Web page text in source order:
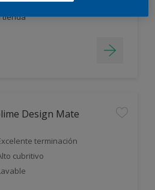
tienda
Design Mate
terminación
cubritivo